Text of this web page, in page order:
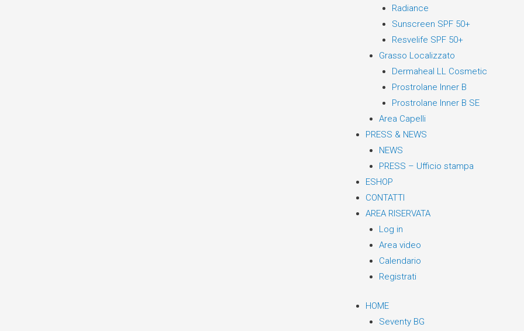
Radiance
Sunscreen SPF 50+
Resvelife SPF 50+
Grasso Localizzato
Dermaheal LL Cosmetic
Prostrolane Inner B
Prostrolane Inner B SE
Area Capelli
PRESS & NEWS
NEWS
PRESS – Ufficio stampa
ESHOP
CONTATTI
AREA RISERVATA
Log in
Area video
Calendario
Registrati
HOME
Seventy BG